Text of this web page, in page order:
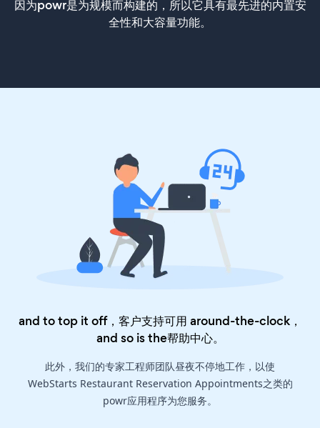
因为powr是为规模而构建的，所以它具有最先进的内置安
全性和大容量功能。
and to top it off，客户支持可用 around-the-clock，
and so is the帮助中心。
此外，我们的专家工程师团队昼夜不停地工作，以使
WebStarts Restaurant Reservation Appointments之类的
powr应用程序为您服务。